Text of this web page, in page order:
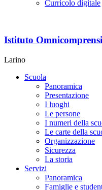
Curricolo digitale
Istituto
Larino
Scuola
Panoramica
Presentazione
I luoghi
Le persone
I numeri della
Le carte della
Organizzazione
Sicurezza
La storia
Servizi
Panoramica
Famiglie e